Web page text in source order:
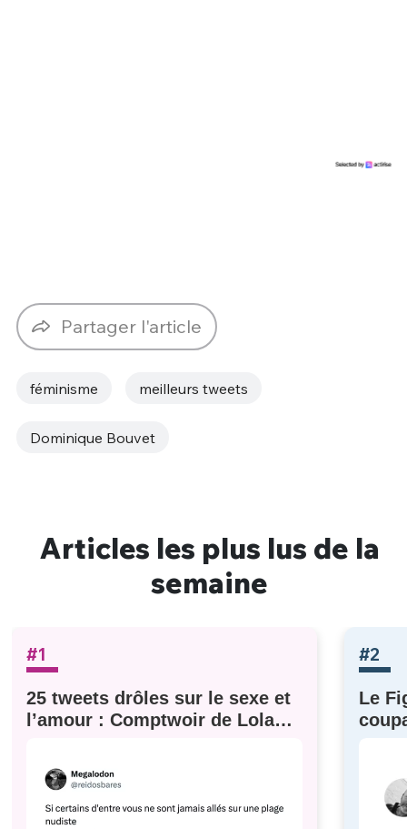
Partager l'article
féminisme meilleurs tweets
Dominique Bouvet
Articles les plus lus de la
semaine
#1
25 tweets drôles sur le sexe et
l’amour : Comptwoir de Lola
#2
Le